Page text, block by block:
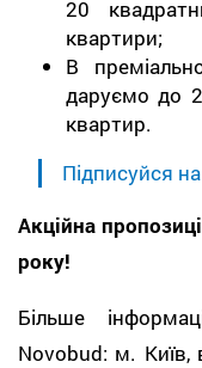
20
квартири;
В
даруємо до
квартир.
Підписуйся
Акційна
року!
Більше
Novobud: м. Київ,